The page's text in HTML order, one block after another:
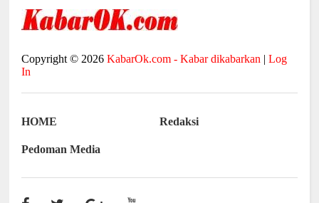
Copyright © 2026KabarOk.com - Kabar dikabarkan |Log
In
HOME Redaksi
Pedoman Media